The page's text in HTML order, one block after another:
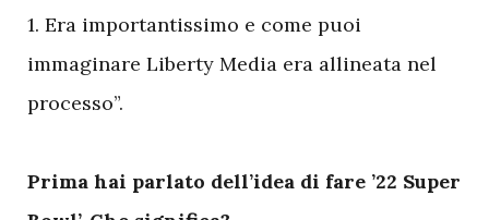
1. Era importantissimo e come puoi
immaginare Liberty Media era allineata nel
processo”.
Prima hai parlato dell’idea di fare ’22 Super